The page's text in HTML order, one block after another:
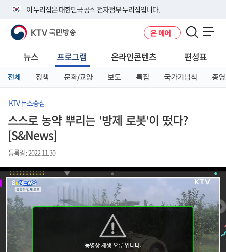
이 누리집은 대한민국 공식 전자정부 누리집입니다.
공식 누리집 주소 확인하기
니다.
이밖에 or.kr 또는 .kr등 다른 도메인 주소를 사용하고 있다면 아래 URL에
서 도메인 주소를 확인해 보세요
KTV 국민방송 온 에어
뉴스 프로그램 온라인콘텐츠 편성표
전체 정책 문화/교양 보도 특집 국가기념식 종영
KTV 뉴스중심
스스로 농약 뿌리는 '방제 로봇'이 떴다?
[S&News]
등록일 : 2022.11.30